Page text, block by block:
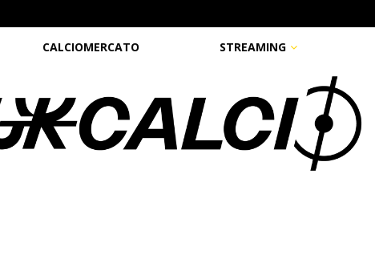
CALCIOMERCATO STREAMING